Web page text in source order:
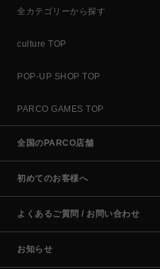
全カテゴリーから探す
culture TOP
POP-UP SHOP TOP
PARCO GAMES TOP
全国のPARCO店舗
初めてのお客様へ
よくあるご質問 / お問い合わせ
お知らせ